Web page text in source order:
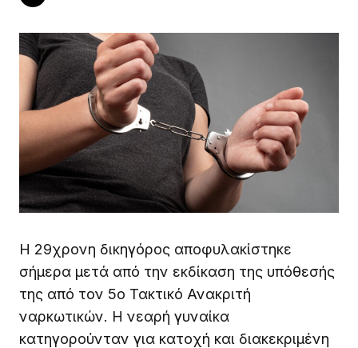
Η 29χρονη δικηγόρος αποφυλακίστηκε
σήμερα μετά από την εκδίκαση της υπόθεσής
της από τον 5ο Τακτικό Ανακριτή
ναρκωτικών. Η νεαρή γυναίκα
κατηγορούνταν για κατοχή και διακεκριμένη